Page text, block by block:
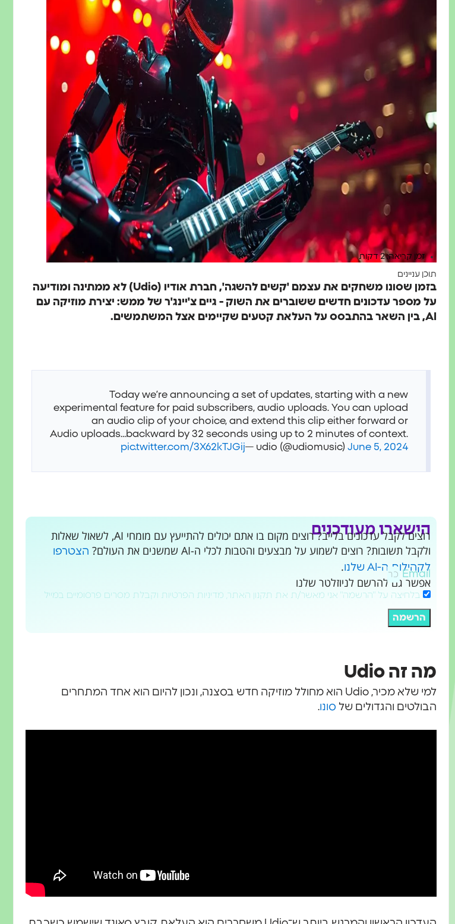
זמן קריאה: 2 דקות
תוכן עניינים
בזמן שסונו משחקים את עצמם 'קשים להשגה', חברת אודיו (Udio) לא ממתינה ומודיעה
על מספר עדכונים חדשים ששוברים את השוק - גיים צ'יינג'ר של ממש: יצירת מוזיקה עם
AI, בין השאר בהתבסס על העלאת קטעים שקיימים אצל המשתמשים.
Today we’re announcing a set of updates, starting with a new
experimental feature for paid subscribers, audio uploads. You can upload
an audio clip of your choice, and extend this clip either forward or
backward by 32 seconds using up to 2 minutes of context.
Audio uploads…
pic.twitter.com/3X62kTJGij— udio (@udiomusic) June 5, 2024
הישארו מעודכנים
רוצים לקבל עדכונים בלייב? רוצים מקום בו אתם יכולים להתייעץ עם מומחי AI, לשאול שאלות
ולקבל תשובות? רוצים לשמוע על מבצעים והטבות לכלי ה-AI שמשנים את העולם?
הצטרפו
לקהילות ה-AI שלנו
.
אפשר גם להרשם לניוזלטר שלנו
Email
בלחיצה על "הרשמה" אני מאשר/ת את תקנון האתר, מדיניות הפרטיות וקבלת מסרים פרסומיים במייל
הרשמה
מה זה Udio
למי שלא מכיר, Udio הוא מחולל מוזיקה חדש בסצנה, ונכון להיום הוא אחד המתחרים
הבולטים והגדולים של סונו.